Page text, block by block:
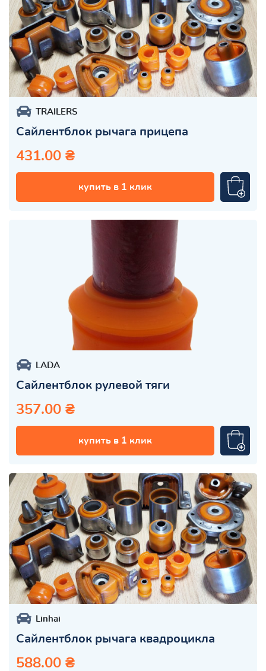
TRAILERS
Сайлентблок рычага прицепа
431.00 ₴
купить в 1 клик
LADA
Сайлентблок рулевой тяги
357.00 ₴
купить в 1 клик
Linhai
Сайлентблок рычага квадроцикла
588.00 ₴